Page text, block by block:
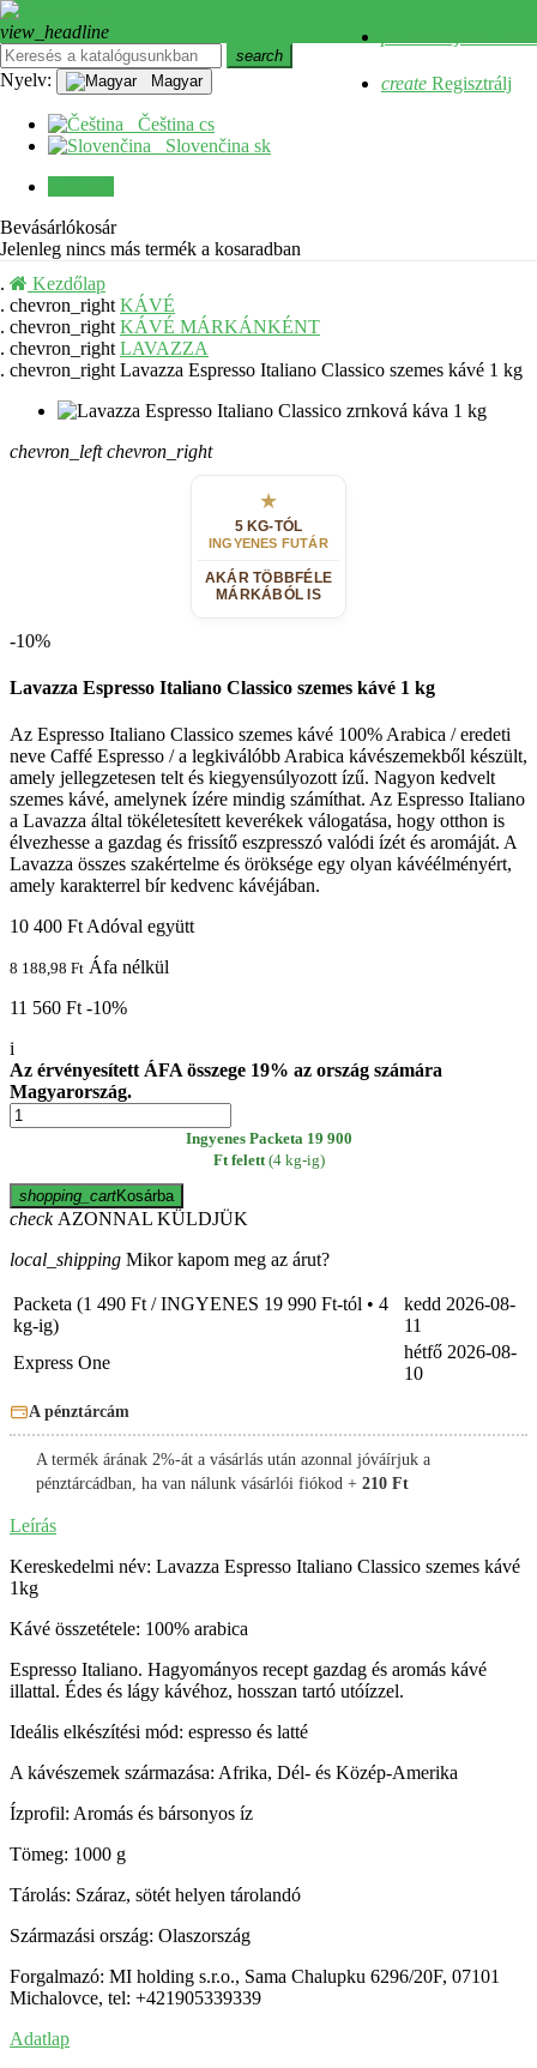
Bejelentkezés Facebookkal
close
Menü
create Regisztrálj
view_headline
search
Nyelv: Magyar
Čeština cs
Slovenčina sk
Bevásárlókosár
Jelenleg nincs más termék a kosaradban
Kezdőlap
chevron_right KÁVÉ
chevron_right KÁVÉ MÁRKÁNKÉNT
chevron_right LAVAZZA
chevron_right Lavazza Espresso Italiano Classico szemes kávé 1 kg
chevron_left chevron_right
★
5 KG-TÓL
INGYENES FUTÁR
AKÁR TÖBBFÉLE
MÁRKÁBÓL IS
-10%
Lavazza Espresso Italiano Classico szemes kávé 1 kg
Az Espresso Italiano Classico szemes kávé 100% Arabica / eredeti
neve Caffé Espresso / a legkiválóbb Arabica kávészemekből készült,
amely jellegzetesen telt és kiegyensúlyozott ízű. Nagyon kedvelt
szemes kávé, amelynek ízére mindig számíthat. Az Espresso Italiano
a Lavazza által tökéletesített keverékek válogatása, hogy otthon is
élvezhesse a gazdag és frissítő eszpresszó valódi ízét és aromáját. A
Lavazza összes szakértelme és öröksége egy olyan kávéélményért,
amely karakterrel bír kedvenc kávéjában.
10 400 Ft Adóval együtt
8 188,98 Ft Áfa nélkül
11 560 Ft -10%
i
Az érvényesített ÁFA összege 19% az ország számára
Magyarország.
Ingyenes Packeta 19 900
Ft felett (4 kg-ig)
shopping_cartKosárba
checkAZONNAL KÜLDJÜK
local_shipping Mikor kapom meg az árut?
Packeta (1 490 Ft / INGYENES 19 990 Ft-tól • 4
kg-ig)
kedd 2026-08-
11
Express One
hétfő 2026-08-
10
A pénztárcám
A termék árának 2%-át a vásárlás után azonnal jóváírjuk a
pénztárcádban, ha van nálunk vásárlói fiókod + 210 Ft
Leírás
Kereskedelmi név: Lavazza Espresso Italiano Classico szemes kávé
1kg
Kávé összetétele: 100% arabica
Espresso Italiano. Hagyományos recept gazdag és aromás kávé
illattal. Édes és lágy kávéhoz, hosszan tartó utóízzel.
Ideális elkészítési mód: espresso és latté
A kávészemek származása: Afrika, Dél- és Közép-Amerika
Ízprofil: Aromás és bársonyos íz
Tömeg: 1000 g
Tárolás: Száraz, sötét helyen tárolandó
Származási ország: Olaszország
Forgalmazó: MI holding s.r.o., Sama Chalupku 6296/20F, 07101
Michalovce, tel: +421905339339
Adatlap